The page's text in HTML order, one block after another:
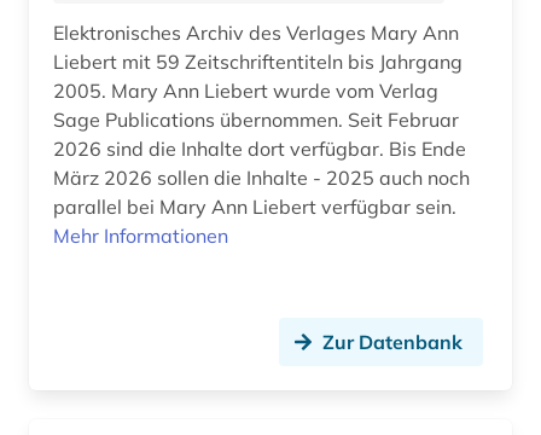
soziologie (6)
sport (1)
sportwissenschaft (2)
sprache (1)
Elektronisches Archiv des Verlages Mary Ann
Liebert mit 59 Zeitschriftentiteln bis Jahrgang
2005. Mary Ann Liebert wurde vom Verlag
Sage Publications übernommen. Seit Februar
2026 sind die Inhalte dort verfügbar. Bis Ende
März 2026 sollen die Inhalte - 2025 auch noch
parallel bei Mary Ann Liebert verfügbar sein.
Mehr Informationen
Zur Datenbank